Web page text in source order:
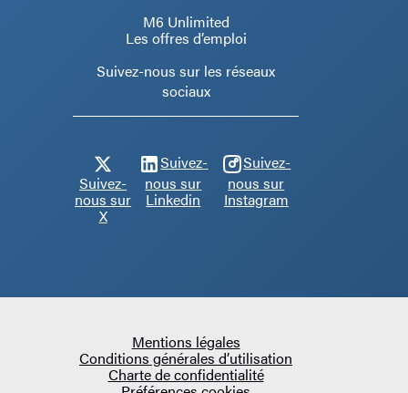
M6 Unlimited
Les offres d’emploi
Suivez-nous sur les réseaux
sociaux
Suivez-
nous sur
X
Suivez-
nous sur
Linkedin
Suivez-
nous sur
Instagram
Mentions légales
Conditions générales d’utilisation
Charte de confidentialité